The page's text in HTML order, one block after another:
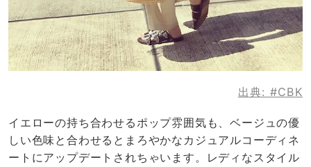
出典: #CBK
イエローの持ち合わせるポップ雰囲気も、ベージュの優
しい色味と合わせるとまろやかなカジュアルコーディネ
ートにアップデートされちゃいます。レディなスタイル